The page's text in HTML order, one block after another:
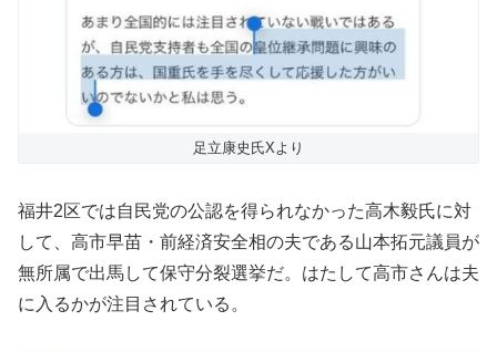
足立康史氏Xより
福井2区では自民党の公認を得られなかった高木毅氏に対
して、高市早苗・前経済安全相の夫である山本拓元議員が
無所属で出馬して保守分裂選挙だ。はたして高市さんは夫
に入るかが注目されている。